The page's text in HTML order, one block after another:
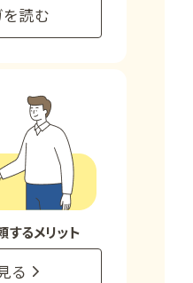
紙
する
を読む
するメリット
る